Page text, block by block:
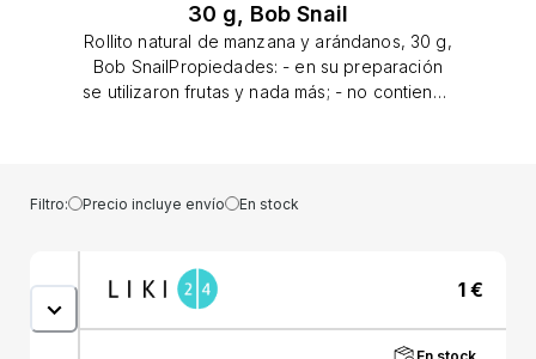
30 g, Bob Snail
Rollito natural de manzana y arándanos, 30 g,
Bob SnailPropiedades: - en su preparación
se utilizaron frutas y nada más; - no contienen
de frutas; - el contenido de sal procede
exclusivamente del contenido natural de
natural y libre de gluten, sal y
lactosa.Ingredientes: Manzana - 80%,
un lugar seco y alejado de la luz solar.
Filtro: Precio incluye envío En stock
1 €
En stock